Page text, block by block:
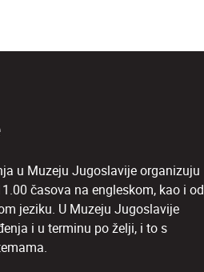
u Muzeju Jugoslavije organizuju
časova na engleskom, kao i od
jeziku. U Muzeju Jugoslavije
i u terminu po želji, i to s